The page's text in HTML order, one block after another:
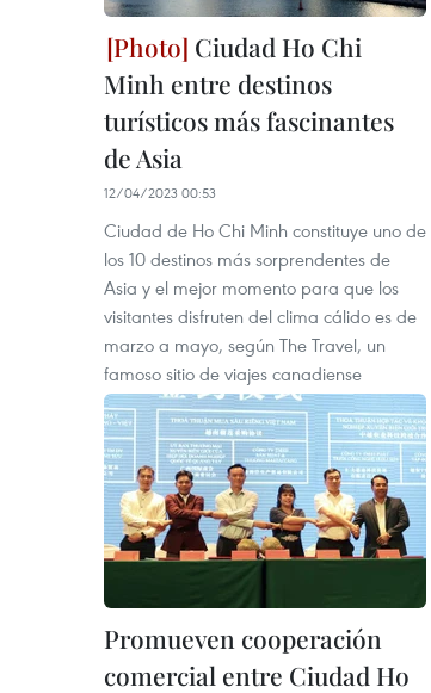
Ciudad Ho Chi
Minh entre destinos
turísticos más fascinantes
de Asia
12/04/2023 00:53
Ciudad de Ho Chi Minh constituye uno de
los 10 destinos más sorprendentes de
Asia y el mejor momento para que los
visitantes disfruten del clima cálido es de
marzo a mayo, según The Travel, un
famoso sitio de viajes canadiense
Promueven cooperación
comercial entre Ciudad Ho